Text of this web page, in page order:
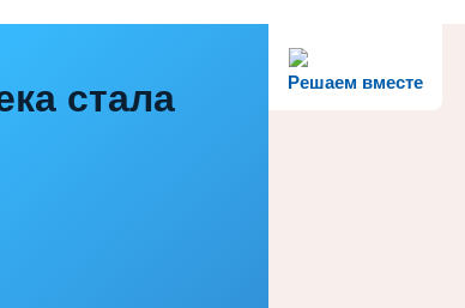
Решаем вместе
стала